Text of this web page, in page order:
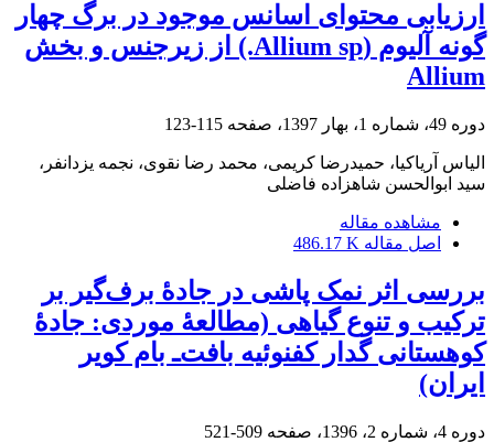
ارزیابی محتوای اسانس موجود در برگ چهار
گونه آلیوم (Allium sp.) از زیرجنس و بخش
Allium
دوره 49، شماره 1، بهار 1397، صفحه 115-123
الیاس آریاکیا، حمیدرضا کریمی، محمد رضا نقوی، نجمه یزدانفر،
سید ابوالحسن شاهزاده فاضلی
مشاهده مقاله
اصل مقاله 486.17 K
بررسی اثر نمک‏ پاشی در جادۀ برف‌گیر بر
ترکیب و تنوع گیاهی (مطالعۀ موردی: جادۀ
کوهستانی گدار کفنوئیه بافت‌ـ بام کویر
ایران)
دوره 4، شماره 2، 1396، صفحه 509-521